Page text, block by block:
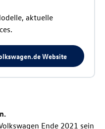
aktuelle
Website
Ende 2021 sein